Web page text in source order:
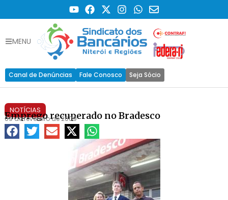
MENU
Canal de Denúncias Fale Conosco Seja Sócio
NOTÍCIAS
Emprego recuperado no Bradesco
09 de fevereiro de 2009